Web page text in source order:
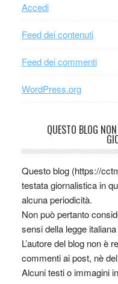
Accedi
Feed dei contenuti
Feed dei commenti
WordPress.org
QUESTO BLOG
Questo blog (https://
testata giornalistica in
alcuna periodicità.
Non può pertanto
sensi della legge
L’autore del blog non è
commenti ai post, nè
Alcuni testi o immagini